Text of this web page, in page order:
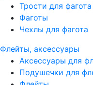
Трости для фагота
Фаготы
Чехлы для фагота
Флейты, аксессуары
Аксессуары для
Подушечки для